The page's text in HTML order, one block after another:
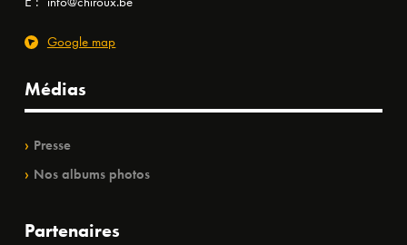
Google map
Médias
Presse
Nos albums photos
Partenaires